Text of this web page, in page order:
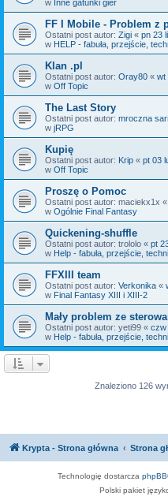
w Inne gatunki gier
FF I Mobile - Problem z
Ostatni post autor: Zigi « pn 23
w HELP - fabuła, przejście,
Klan .pl
Ostatni post autor: Oray80 « wt
w Off Topic
The Last Story
Ostatni post autor: mroczna
w jRPG
Kupię
Ostatni post autor: Krip « pt 03
w Off Topic
Proszę o Pomoc
Ostatni post autor: maciekx1x «
w Ogólnie Final Fantasy
Quickening-shuffle
Ostatni post autor: trololo « pt
w Help - fabuła, przejście,
FFXIII team
Ostatni post autor: Verkonika «
w Final Fantasy XIII i XIII-2
Mały problem ze
Ostatni post autor: yeti99 « czw
w Help - fabuła, przejście,
Znaleziono 126
Krypta - Strona główna Strona
Technologię dostarcza phpBB
Polski pakiet